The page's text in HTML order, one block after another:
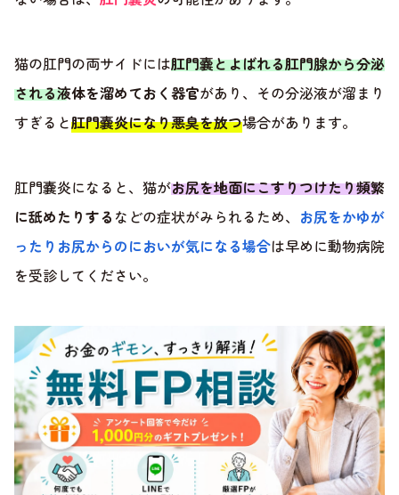
猫の肛門の両サイドには肛門嚢とよばれる肛門腺から分泌
される液体を溜めておく器官があり、その分泌液が溜まり
すぎると肛門嚢炎になり悪臭を放つ場合があります。
肛門嚢炎になると、猫がお尻を地面にこすりつけたり頻繁
に舐めたりする などの症状がみられるため、 お尻をかゆが
ったりお尻からのにおいが気になる場合は早めに動物病院
を受診してください。